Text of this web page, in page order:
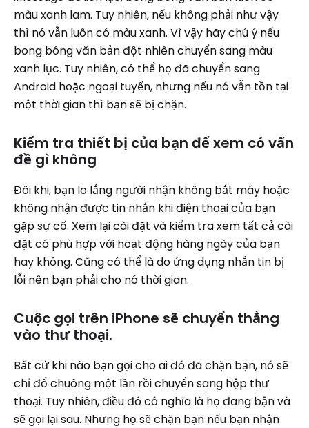
màu xanh lam. Tuy nhiên, nếu không phải như vậy
thì nó vẫn luôn có màu xanh. Vì vậy hãy chú ý nếu
bong bóng văn bản đột nhiên chuyển sang màu
xanh lục. Tuy nhiên, có thể họ đã chuyển sang
Android hoặc ngoại tuyến, nhưng nếu nó vẫn tồn tại
một thời gian thì bạn sẽ bị chặn.
Kiểm tra thiết bị của bạn để xem có vấn
đề gì không
Đôi khi, bạn lo lắng người nhận không bắt máy hoặc
không nhận được tin nhắn khi điện thoại của bạn
gặp sự cố. Xem lại cài đặt và kiểm tra xem tất cả cài
đặt có phù hợp với hoạt động hàng ngày của bạn
hay không. Cũng có thể là do ứng dụng nhắn tin bị
lỗi nên bạn phải cho nó thời gian.
Cuộc gọi trên iPhone sẽ chuyển thẳng
vào thư thoại.
Bất cứ khi nào bạn gọi cho ai đó đã chặn bạn, nó sẽ
chỉ đổ chuông một lần rồi chuyển sang hộp thư
thoại. Tuy nhiên, điều đó có nghĩa là họ đang bận và
sẽ gọi lại sau. Nhưng họ sẽ chặn bạn nếu bạn nhận